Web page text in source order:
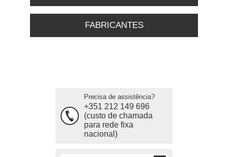
FABRICANTES
Precisa de assistência?
+351 212 149 696
(custo de chamada
para rede fixa
nacional)